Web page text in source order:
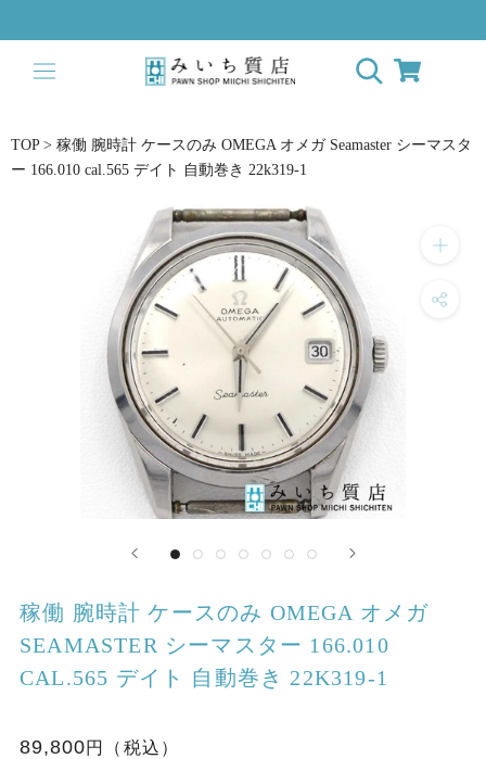
キ
て
TOP > 稼働 腕時計 ケースのみ OMEGA オメガ Seamaster シーマスタ
ー 166.010 cal.565 デイト 自動巻き 22k319-1
稼働 腕時計 ケースのみ OMEGA オメガ
SEAMASTER シーマスター 166.010
CAL.565 デイト 自動巻き 22K319-1
89,800